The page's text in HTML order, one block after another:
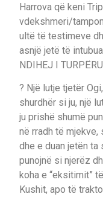
Harrova që keni
vdekshmeri/
ultë të testimeve
asnjë jetë të
NDIHEJ I
? Një lutje tjetër
shurdhër si ju, një
ju prishë shumë
në rradh të mjekve,
dhe e duan jetën ta
punojnë si njerëz
koha e “eksitimit”
Kushit, apo të